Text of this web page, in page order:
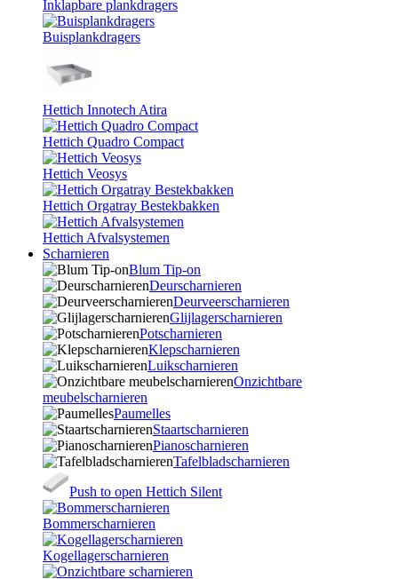
Inklapbare plankdragers
Buisplankdragers
Hettich Innotech Atira
Hettich Quadro Compact
Hettich Veosys
Hettich Orgatray Bestekbakken
Hettich Afvalsystemen
Scharnieren
Blum Tip-on
Deurscharnieren
Deurveerscharnieren
Glijlagerscharnieren
Potscharnieren
Klepscharnieren
Luikscharnieren
Onzichtbare
meubelscharnieren
Paumelles
Staartscharnieren
Pianoscharnieren
Tafelbladscharnieren
Push to open Hettich Silent
Bommerscharnieren
Kogellagerscharnieren